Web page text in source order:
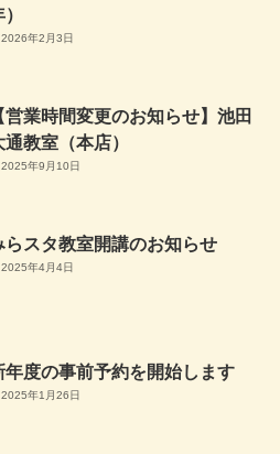
2026年2月3日
営業時間変更のお知らせ】池田
通教室（本店）
2025年9月10日
らスタ教室開講のお知らせ
2025年4月4日
年度の事前予約を開始します
2025年1月26日